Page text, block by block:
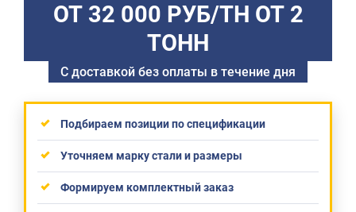
ОТ 32 000 РУБ/ТН ОТ 2
ТОНН
С доставкой без оплаты в течение дня
Подбираем позиции по спецификации
Уточняем марку стали и размеры
Формируем комплектный заказ